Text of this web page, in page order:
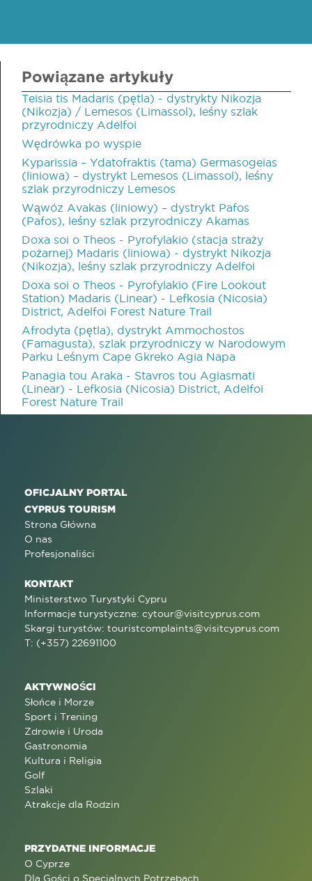
Powiązane artykuły
Teisia tis Madaris (pętla) - dystrykty Nikozja
(Nikozja) / Lemesos (Limassol), leśny szlak
przyrodniczy Adelfoi
Wędrówka po wyspie
Kyparissia – Ydatofraktis (tama) Germasogeias
(liniowa) – dystrykt Lemesos (Limassol), leśny
szlak przyrodniczy Lemesos
Wąwóz Avakas (liniowy) – dystrykt Pafos
(Pafos), leśny szlak przyrodniczy Akamas
Doxa soi o Theos - Pyrofylakio (stacja straży
pożarnej) Madaris (liniowa) - dystrykt Nikozja
(Nikozja), leśny szlak przyrodniczy Adelfoi
Doxa soi o Theos - Pyrofylakio (Fire Lookout
Station) Madaris (Linear) - Lefkosia (Nicosia)
District, Adelfoi Forest Nature Trail
Afrodyta (pętla), dystrykt Ammochostos
(Famagusta), szlak przyrodniczy w Narodowym
Parku Leśnym Cape Gkreko Agia Napa
Panagia tou Araka - Stavros tou Agiasmati
(Linear) - Lefkosia (Nicosia) District, Adelfoi
Forest Nature Trail
OFICJALNY PORTAL
CYPRUS TOURISM
Strona Główna
O nas
Profesjonaliści
KONTAKT
Ministerstwo Turystyki Cypru
Informacje turystyczne: cytour@visitcyprus.com
Skargi turystów: touristcomplaints@visitcyprus.com
T: (+357) 22691100
AKTYWNOŚCI
Słońce i Morze
Sport i Trening
Zdrowie i Uroda
Gastronomia
Kultura i Religia
Golf
Szlaki
Atrakcje dla Rodzin
PRZYDATNE INFORMACJE
O Cyprze
Dla Gości o Specjalnych Potrzebach